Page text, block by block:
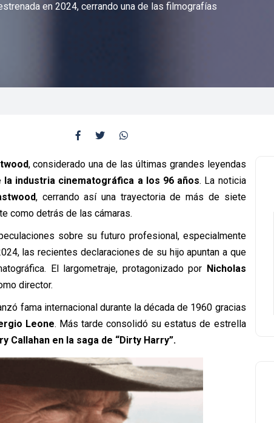
en 2024, cerrando una de las filmografías
, considerado una de las últimas grandes leyendas
industria cinematográfica a los 96 años. La noticia
, cerrando así una trayectoria de más de siete
como detrás de las cámaras.
sobre su futuro profesional, especialmente
las recientes declaraciones de su hijo apuntan a que
El largometraje, protagonizado por Nicholas
director.
fama internacional durante la década de 1960 gracias
Leone. Más tarde consolidó su estatus de estrella
Callahan en la saga de “Dirty Harry”.